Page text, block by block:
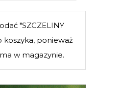
"SZCZELINY
koszyka, ponieważ
w magazynie.